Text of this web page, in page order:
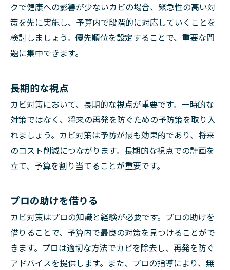
クで健康への影響が少ないカビの場合、緊急性の高い対
策を先に実施し、予算内で段階的に対応していくことを
検討しましょう。優先順位を設定することで、重要な問
題に集中できます。
長期的な視点
カビ対策において、長期的な視点が重要です。一時的な
対策ではなく、将来の再発を防ぐための予防策を取り入
れましょう。カビ対策は予防が最も効果的であり、将来
のコスト削減につながります。長期的な視点での計画を
立て、予算を割り当てることが重要です。
プロの助けを借りる
カビ対策はプロの知識と経験が必要です。プロの助けを
借りることで、予算内で最良の対策を見つけることがで
きます。プロは適切な方法でカビを除去し、再発を防ぐ
アドバイスを提供します。また、プロの指導により、無